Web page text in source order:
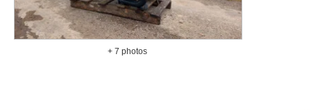
+ 7 photos